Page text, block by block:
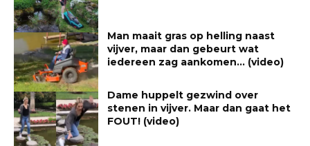
Man maait gras op helling naast
vijver, maar dan gebeurt wat
iedereen zag aankomen… (video)
Dame huppelt gezwind over
stenen in vijver. Maar dan gaat het
FOUT! (video)